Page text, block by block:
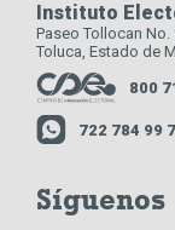
Instituto
Paseo Tollocan No.
Toluca, Estado de
800
722 784 99
Síguenos